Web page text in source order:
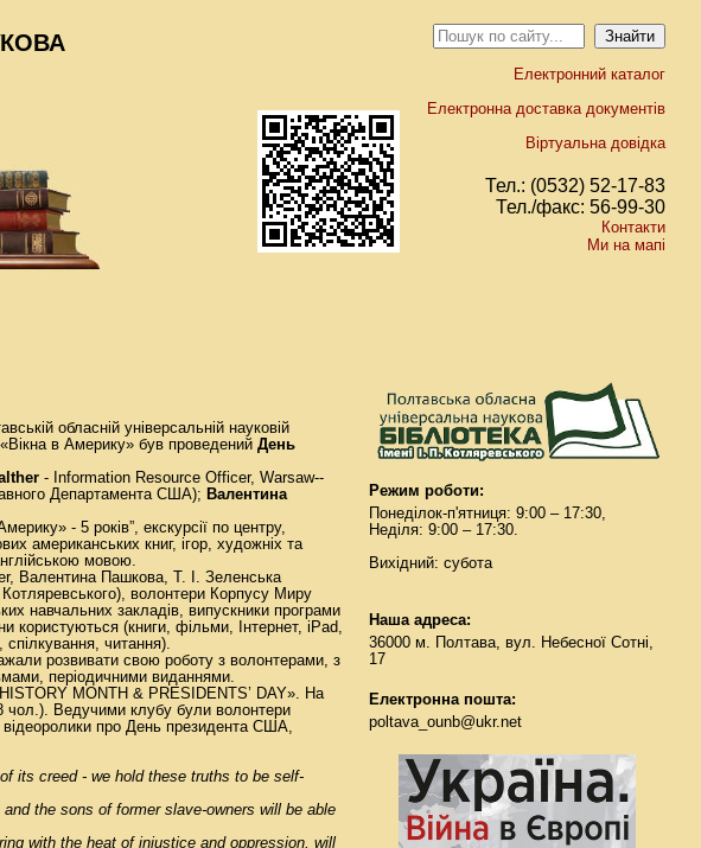
Електронний каталог
Електронна доставка документів
Віртуальна довідка
Тел.: (0532) 52-17-83
Тел./факс: 56-99-30
Контакти
Ми на мапі
обласній універсальній науковій
в Америку» був проведений День
- Information Resource Officer, Warsaw--
Департамента США); Валентина
- 5 років”, екскурсії по центру,
американських книг, ігор, художніх та
мовою.
Валентина Пашкова, Т. І. Зеленська
Котляревського), волонтери Корпусу Миру
навчальних закладів, випускники програми
користуються (книги, фільми, Інтернет, iPad,
спілкування, читання).
розвивати свою роботу з волонтерами, з
періодичними виданнями.
MONTH & PRESIDENTS’ DAY». На
чол.). Ведучими клубу були волонтери
відеоролики про День президента США,
its creed - we hold these truths to be self-
the sons of former slave-owners will be able
with the heat of injustice and oppression, will
Режим роботи:
Понеділок-п'ятниця: 9:00 – 17:30,
Неділя: 9:00 – 17:30.
Вихідний: субота
Наша адреса:
36000 м. Полтава, вул. Небесної Сотні,
17
Електронна пошта:
poltava_ounb@ukr.net